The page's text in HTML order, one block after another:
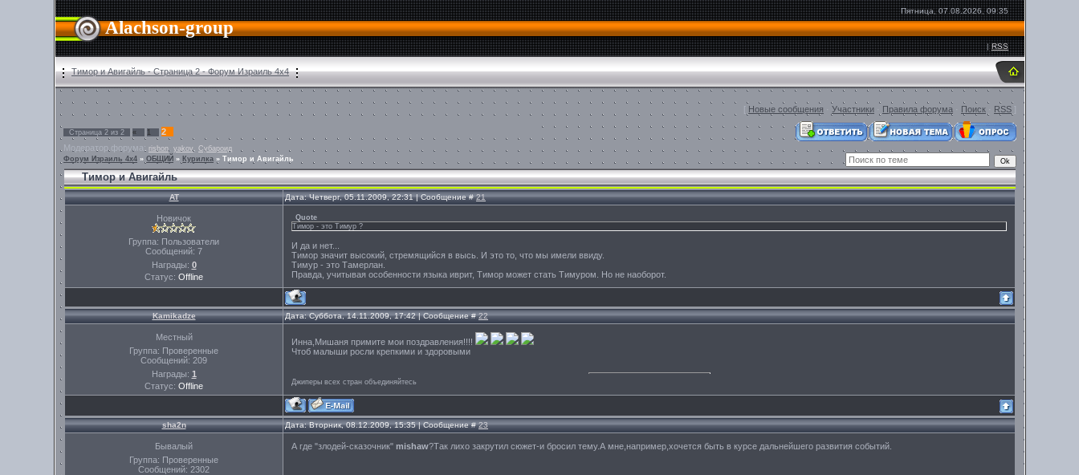
Alachson-group
Пятница, 07.08.2026, 09:35
|RSS
Тимор и Авигайль - Страница 2 - Форум Израиль 4х4
[ Новые сообщения Участники Правила форума Поиск RSS ]
Страница 2 из 2 « 1
2
Модератор форума: rishon yakov Субароид
Форум Израиль 4х4 » ОБЩИЙ » Курилка » Тимор и Авигайль
Тимор и Авигайль
AT Дата: Четверг, 05.11.2009, 22:31 | Сообщение #21
Новичок
Группа: Пользователи
Сообщений: 7
Награды: 0
Статус: Offline
Quote
Тимор - это Тимур ?
И да и нет...
Тимор значит высокий, стремящийся в высь. И это то, что мы имели ввиду.
Тимур - это Тамерлан.
Правда, учитывая особенности языка иврит, Тимор может стать Тимуром. Но не наоборот.
Kamikadze Дата: Суббота, 14.11.2009, 17:42 | Сообщение #22
Местный
Группа: Проверенные
Сообщений: 209
Награды: 1
Статус: Offline
Инна,Мишаня примите мои поздравления!!!!
Чтоб малыши росли крепкими и здоровыми
Джиперы всех стран объединяйтесь
sha2n Дата: Вторник, 08.12.2009, 15:35 | Сообщение #23
Бывалый
Группа: Проверенные
Сообщений: 2302
А где "злодей-сказочник" mishaw?Так лихо закрутил сюжет-и бросил тему.А мне,например,хочется быть в курсе дальнейшего развития событий.